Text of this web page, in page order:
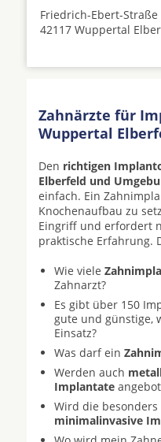
Friedrich-Ebert-Straße
42117 Wuppertal
Zahnärzte für
Wuppertal
Den richtigen
Elberfeld und
einfach. Ein
Knochenaufbau zu
Eingriff und erfordert
praktische Erfahrung.
Wie viele
Zahnarzt?
Es gibt über 150
gute und günstige,
Einsatz?
Was darf ein
Werden auch
Implantate
Wird die
minimalinvasive